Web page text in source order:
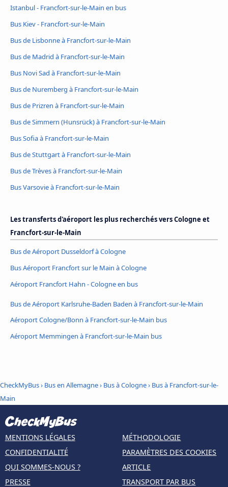
Istanbul - Francfort-sur-le-Main en bus
Bus Kiev - Francfort-sur-le-Main
Bus de Lisbonne à Francfort-sur-le-Main
Bus de Madrid à Francfort-sur-le-Main
Bus Novi Sad à Francfort-sur-le-Main
Bus de Nuremberg à Francfort-sur-le-Main
Bus de Prizren à Francfort-sur-le-Main
Bus de Simmern (Hunsrück) à Francfort-sur-le-Main
Bus Sofia à Francfort-sur-le-Main
Bus de Stuttgart à Francfort-sur-le-Main
Bus de Trèves à Francfort-sur-le-Main
Bus Varsovie à Francfort-sur-le-Main
Les transferts d'aéroport les plus recherchés vers Cologne et
Francfort-sur-le-Main
Bus de Aéroport Dusseldorf à Cologne
Bus Aéroport Francfort sur le Main à Cologne
Aéroport Francfort Hahn - Cologne en bus
Bus de Aéroport Karlsruhe-Baden Baden à Francfort-sur-le-Main
Aéroport Cologne/Bonn à Francfort-sur-le-Main bus
Aéroport Memmingen à Francfort-sur-le-Main bus
CheckMyBus› Bus en Allemagne› Bus à Cologne› Bus à Francfort-sur-le-
Main
MENTIONS LÉGALES
CONFIDENTIALITÉ
QUI SOMMES-NOUS ?
PRESSE
MÉTHODOLOGIE
PARAMÈTRES DES COOKIES
ARTICLE
TRANSPORT PAR BUS